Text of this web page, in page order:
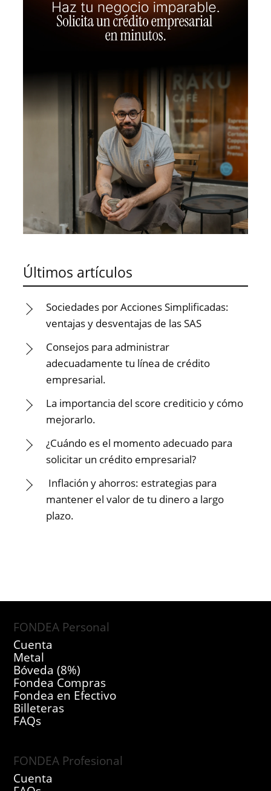
Últimos artículos
Sociedades por Acciones Simplificadas:
ventajas y desventajas de las SAS
Consejos para administrar
adecuadamente tu línea de crédito
empresarial.
La importancia del score crediticio y cómo
mejorarlo.
¿Cuándo es el momento adecuado para
solicitar un crédito empresarial?
Inflación y ahorros: estrategias para
mantener el valor de tu dinero a largo
plazo.
FONDEA Personal
Cuenta
Metal
Bóveda (8%)
Fondea Compras
Fondea en Efectivo
Billeteras
FAQs
FONDEA Profesional
Cuenta